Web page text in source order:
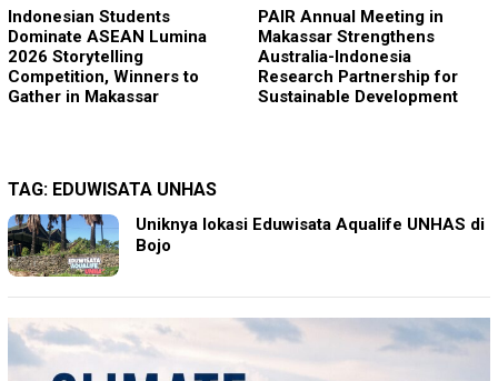
Indonesian Students
Dominate ASEAN Lumina
2026 Storytelling
Competition, Winners to
Gather in Makassar
PAIR Annual Meeting in
Makassar Strengthens
Australia-Indonesia
Research Partnership for
Sustainable Development
TAG: EDUWISATA UNHAS
Uniknya lokasi Eduwisata Aqualife UNHAS di
Bojo